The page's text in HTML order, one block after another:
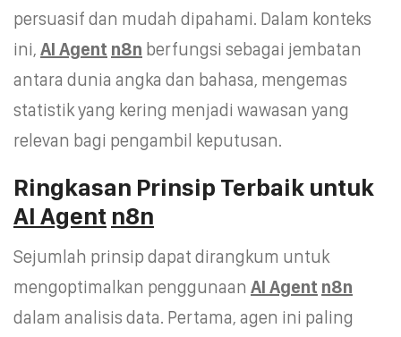
persuasif dan mudah dipahami. Dalam konteks
ini, AI Agent n8n berfungsi sebagai jembatan
antara dunia angka dan bahasa, mengemas
statistik yang kering menjadi wawasan yang
relevan bagi pengambil keputusan.
Ringkasan Prinsip Terbaik untuk
AI Agent n8n
Sejumlah prinsip dapat dirangkum untuk
mengoptimalkan penggunaan AI Agent n8n
dalam analisis data. Pertama, agen ini paling